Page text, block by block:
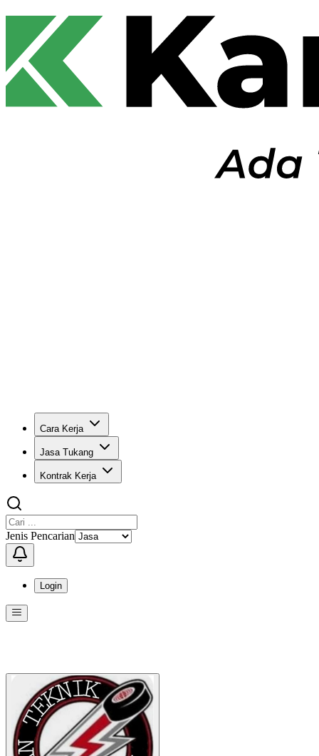
Cara Kerja
Jasa Tukang
Kontrak Kerja
Jenis Pencarian
Login
Menu ini berisi navigasi untuk mengakses fitur-fitur di KangPro